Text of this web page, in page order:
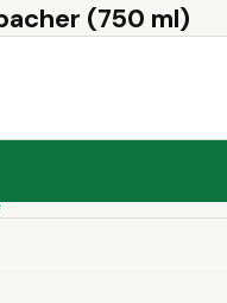
(750 ml)